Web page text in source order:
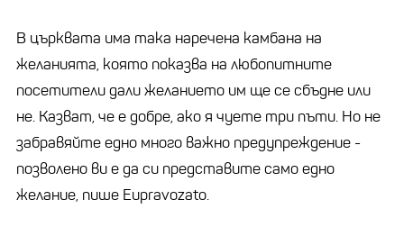
В църквата има така наречена камбана на
желанията, която показва на любопитните
посетители дали желанието им ще се сбъдне или
не. Казват, че е добре, ако я чуете три пъти. Но не
забравяйте едно много важно предупреждение -
позволено ви е да си представите само едно
желание, пише Eupravozato.